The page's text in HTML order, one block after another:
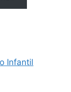
Infantil